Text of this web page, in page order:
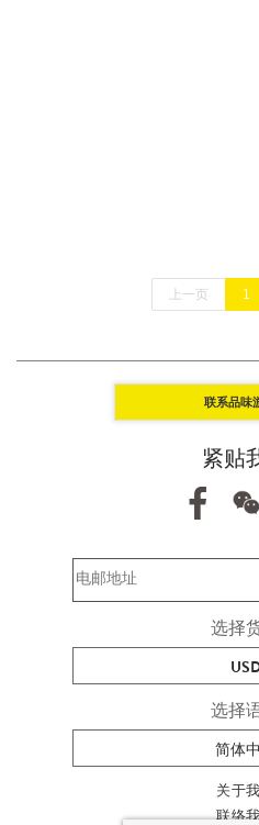
上一页 1
联系品味
紧贴
选择
选择
简体
关于
联络